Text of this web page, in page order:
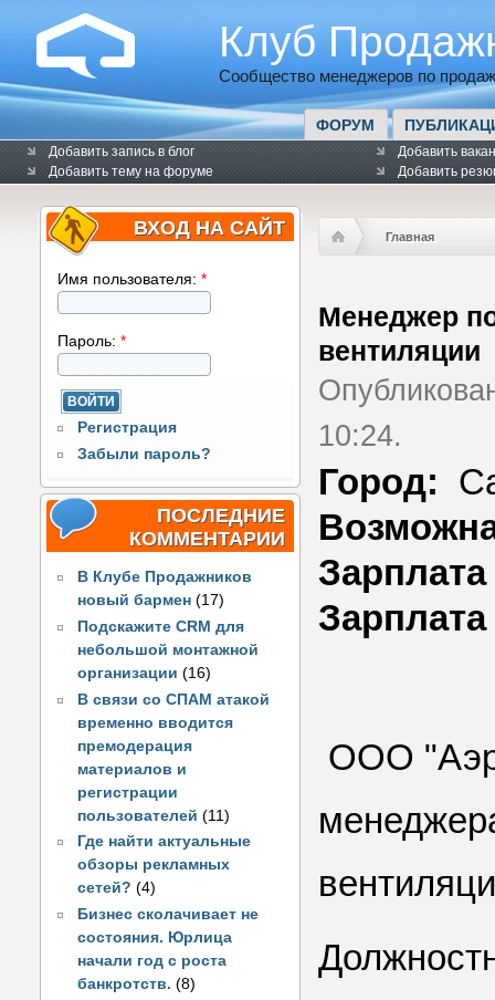
Клуб
Сообщество менеджеров по
ФОРУМ
Добавить запись в блог
Добавить тему на форуме
Добавить
Добавить
ВХОД НА САЙТ
Имя пользователя: *
Пароль: *
Регистрация
Забыли пароль?
ПОСЛЕДНИЕ
КОММЕНТАРИИ
В Клубе Продажников
новый бармен (17)
Подскажите CRM для
небольшой монтажной
организации (16)
В связи со СПАМ атакой
временно вводится
премодерация
материалов и
регистрации
пользователей(11)
Где найти актуальные
обзоры рекламных
сетей? (4)
Бизнес сколачивает не
состояния. Юрлица
начали год с роста
банкротств. (8)
Главная
Менеджер
вентиляции
10:24.
Город:
ООО